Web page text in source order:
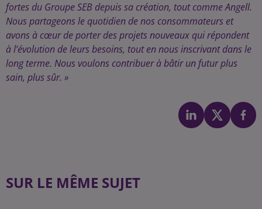
fortes du Groupe SEB depuis sa création, tout comme Angell.
Nous partageons le quotidien de nos consommateurs et
avons à cœur de porter des projets nouveaux qui répondent
à l’évolution de leurs besoins, tout en nous inscrivant dans le
long terme. Nous voulons contribuer à bâtir un futur plus
sain, plus sûr. »
SUR LE MÊME SUJET